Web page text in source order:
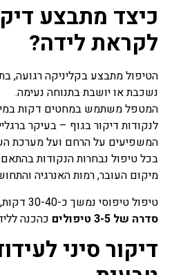
כיצד מתבצע
לקראת לידה?
הטיפול מתבצע בקליניקה רגועה,
נשכבת או יושבת בתנוחה נעימה.
המטפל משתמש במחטים דקות
לנקודות דיקור בגוף – בעיקר
המשפיעים על הרחם ועל מערכת
בכל טיפול נבחרות הנקודות
מיקום העובר, רמות האנרגיה
טיפול טיפוסי נמשך כ-30-40 דקות, ובדרך כלל מומלץ לבצע
סדרה של 3-5 טיפולים
כהכנה
דיקור סיני